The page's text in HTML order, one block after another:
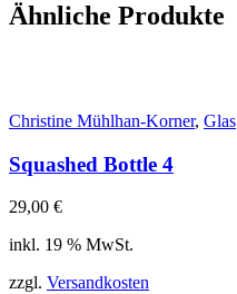
Ähnliche Produkte
Christine Mühlhan-Korner, Glas
Squashed Bottle 4
29,00 €
inkl. 19 % MwSt.
zzgl. Versandkosten